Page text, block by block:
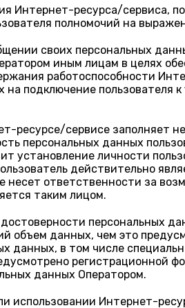
Интернет-ресурса/сервиса,
полномочий на
своих персональных
иным лицам в целях
работоспособности
подключение пользователя
ресурсе/сервисе заполняет
персональных данных
установление личности
действительно
несет ответственности за
таким лицом.
персональных
объем данных, чем это
данных, в том числе
регистрационной
данных Оператором.
использовании Интернет-